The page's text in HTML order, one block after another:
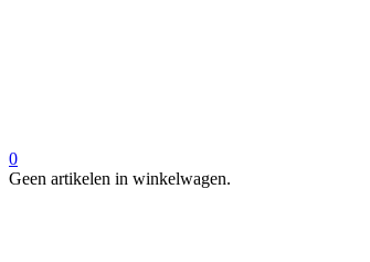
0
Geen artikelen in winkelwagen.